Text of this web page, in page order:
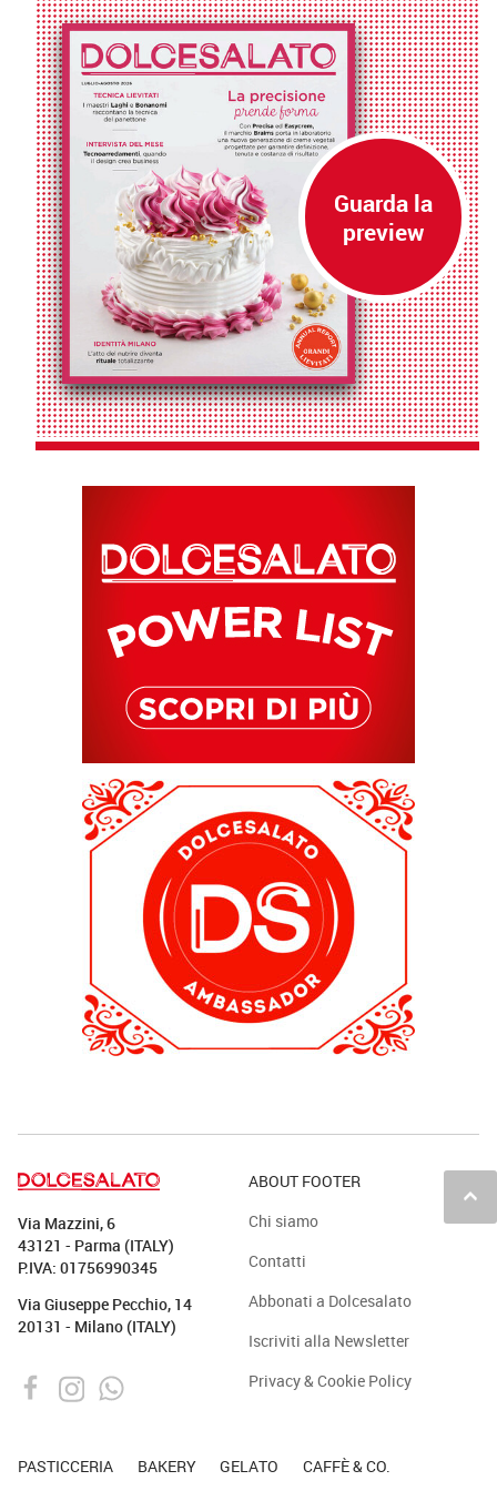
keyboard_arrow_up
Via Mazzini, 6
43121 - Parma (ITALY)
P.IVA: 01756990345
Via Giuseppe Pecchio, 14
20131 - Milano (ITALY)
ABOUT FOOTER
Chi siamo
Contatti
Abbonati a Dolcesalato
Iscriviti alla Newsletter
Privacy & Cookie Policy
PASTICCERIA BAKERY GELATO CAFFÈ & CO.